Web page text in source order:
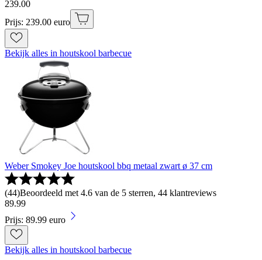
239.00
Prijs: 239.00 euro
Bekijk alles in houtskool barbecue
Weber Smokey Joe houtskool bbq metaal zwart ø 37 cm
(44)Beoordeeld met 4.6 van de 5 sterren, 44 klantreviews
89.99
Prijs: 89.99 euro
Bekijk alles in houtskool barbecue